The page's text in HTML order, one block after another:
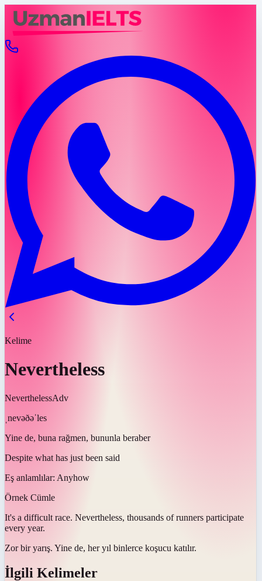
Kelime
Nevertheless
NeverthelessAdv
ˌnevəðəˈles
Yine de, buna rağmen, bununla beraber
Despite what has just been said
Eş anlamlılar: Anyhow
Örnek Cümle
It's a difficult race. Nevertheless, thousands of runners participate
every year.
Zor bir yarış. Yine de, her yıl binlerce koşucu katılır.
İlgili Kelimeler